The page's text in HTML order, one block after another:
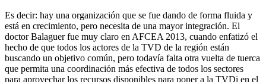
Es decir: hay una organización que se fue dando de forma fluida y
está en crecimiento, pero necesita de una mayor integración. El
doctor Balaguer fue muy claro en AFCEA 2013, cuando enfatizó el
hecho de que todos los actores de la TVD de la región están
buscando un objetivo común, pero todavía falta otra vuelta de tuerca
que permita una coordinación más efectiva de todos los sectores
para aprovechar los recursos disponibles para poner a la TVDi en el